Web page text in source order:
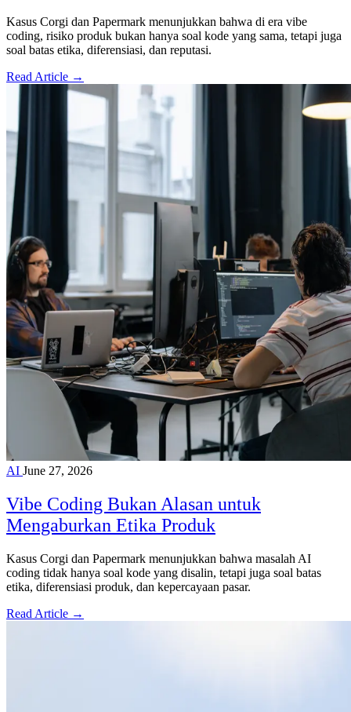
Kasus Corgi dan Papermark menunjukkan bahwa di era vibe
coding, risiko produk bukan hanya soal kode yang sama, tetapi juga
soal batas etika, diferensiasi, dan reputasi.
Read Article →
AI June 27, 2026
Vibe Coding Bukan Alasan untuk
Mengaburkan Etika Produk
Kasus Corgi dan Papermark menunjukkan bahwa masalah AI
coding tidak hanya soal kode yang disalin, tetapi juga soal batas
etika, diferensiasi produk, dan kepercayaan pasar.
Read Article →